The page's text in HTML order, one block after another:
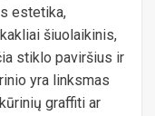
estetika,
šiuolaikinis,
stiklo paviršius ir
yra linksmas
graffiti ar